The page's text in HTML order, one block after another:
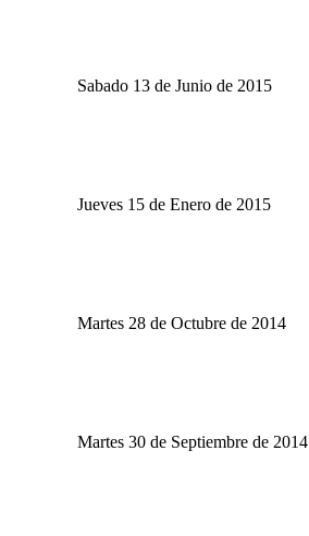
Sabado 13 de Junio de 2015
Jueves 15 de Enero de 2015
Martes 28 de Octubre de 2014
Martes 30 de Septiembre de 2014